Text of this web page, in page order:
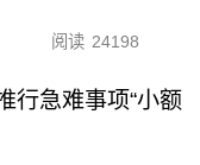
阅读 24198
行急难事项“小额